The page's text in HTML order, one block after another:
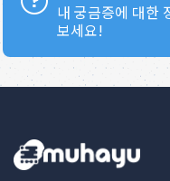
내 궁금증에 대한
보세요!